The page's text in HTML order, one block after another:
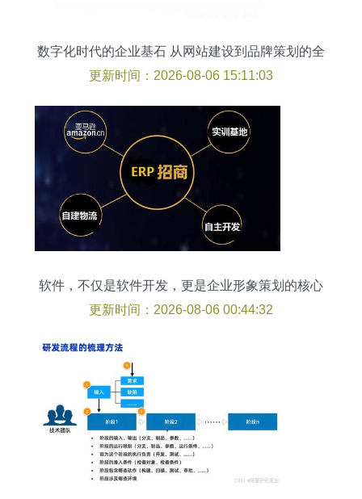
数字化时代的企业基石 从网站建设到品牌策划的全
面布局
更新时间：2026-08-06 15:11:03
软件，不仅是软件开发，更是企业形象策划的核心
一环
更新时间：2026-08-06 00:44:32